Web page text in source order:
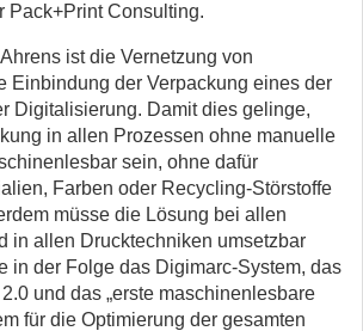
Pack+Print Consulting.
ist die Vernetzung von
Einbindung der Verpackung eines der
Digitalisierung. Damit dies gelinge,
in allen Prozessen ohne manuelle
sein, ohne dafür
Farben oder Recycling-Störstoffe
müsse die Lösung bei allen
in allen Drucktechniken umsetzbar
in der Folge das Digimarc-System, das
und das „erste maschinenlesbare
für die Optimierung der gesamten